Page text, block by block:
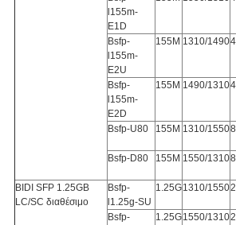
l155m-
E1D
Bsfp-
l155m-
E2U
155M 1310/1490
Bsfp-
l155m-
E2D
155M 1490/1310
Bsfp-U80 155M 1310/1550
Bsfp-D80 155M 1550/1310
BIDI SFP 1.25GB
LC/SC διαθέσιμο
Bsfp-
l1.25g-SU
1.25G1310/1550
Bsfp-
1.25G1550/1310